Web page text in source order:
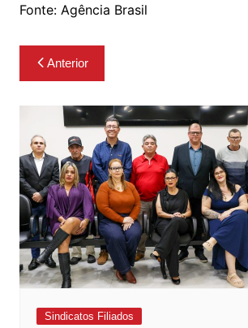
Fonte: Agência Brasil
Navegação
de
Post
Anterior
Sindicatos Filiados